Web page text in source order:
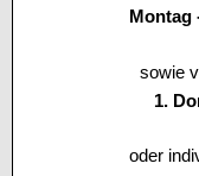
Montag
sowie
1.
oder